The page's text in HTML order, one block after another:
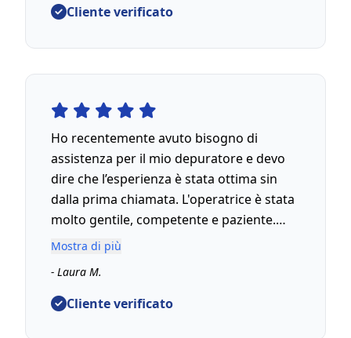
stato preciso e professionale. Non potrei
Cliente verificato
Ho recentemente avuto bisogno di
assistenza per il mio depuratore e devo
dire che l’esperienza è stata ottima sin
dalla prima chiamata. L'operatrice è stata
molto gentile, competente e paziente.
Non ho dovuto attendere a lungo e ho
professionalità dimostrate poi dal
tecnico. Quantum si conferma ancora
Mostra di più
- Laura M.
Cliente verificato